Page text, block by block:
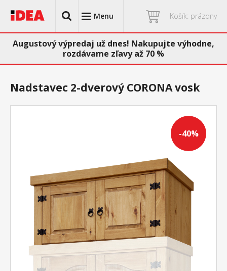
Menu Košík: prázdny
Augustový výpredaj už dnes! Nakupujte výhodne,
rozdávame zľavy až 70 %
-40%
Nadstavec 2-dverový CORONA vosk